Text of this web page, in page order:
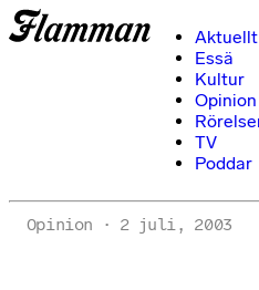
Aktuellt
Essä
Kultur
Opinion
TV
Poddar
Opinion 2 juli, 2003